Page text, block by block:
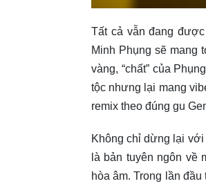
Tất cả vẫn đang
Minh Phụng sẽ mang
vàng, “chất” của
tộc nhưng lại mang
remix theo đúng gu
Không chỉ dừng lại
là bản tuyên ngôn về
hòa âm. Trong lần